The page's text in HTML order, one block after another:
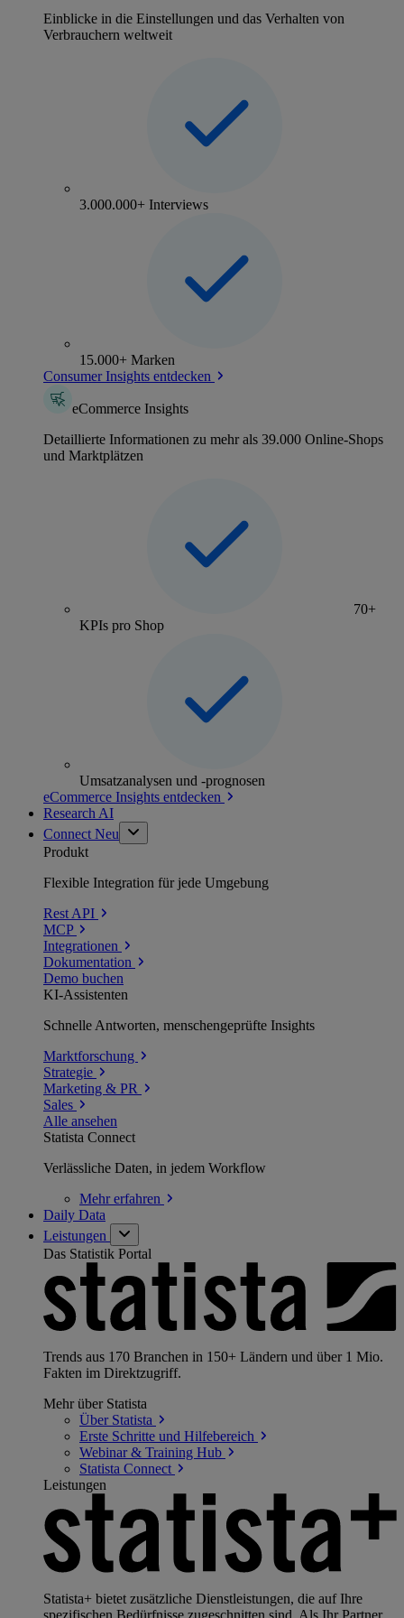
Einblicke in die Einstellungen und das Verhalten von
Verbrauchern weltweit
3.000.000+ Interviews
15.000+ Marken
Consumer Insights entdecken
eCommerce Insights
Detaillierte Informationen zu mehr als 39.000 Online-Shops
und Marktplätzen
70+
KPIs pro Shop
Umsatzanalysen und -prognosen
eCommerce Insights entdecken
Research AI
Connect Neu
Produkt
Flexible Integration für jede Umgebung
Rest API
MCP
Integrationen
Dokumentation
Demo buchen
KI-Assistenten
Schnelle Antworten, menschengeprüfte Insights
Marktforschung
Strategie
Marketing & PR
Sales
Alle ansehen
Statista Connect
Verlässliche Daten, in jedem Workflow
Mehrerfahren
Daily Data
Leistungen
Das Statistik Portal
Trends aus 170 Branchen in 150+ Ländern und über 1 Mio.
Fakten im Direktzugriff.
Mehr über Statista
Über Statista
Erste Schritte und Hilfebereich
Webinar & Training Hub
Statista Connect
Leistungen
Statista+ bietet zusätzliche Dienstleistungen, die auf Ihre
spezifischen Bedürfnisse zugeschnitten sind. Als Ihr Partner